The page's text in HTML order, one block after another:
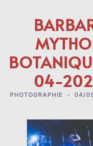
04-
PHOTOGRAPHIE 04/